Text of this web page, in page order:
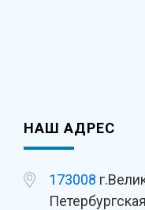
НАШ АДРЕС
173008